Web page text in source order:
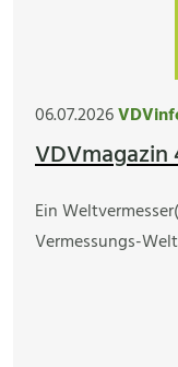
06.07.2026
Ein
Vermessungs-